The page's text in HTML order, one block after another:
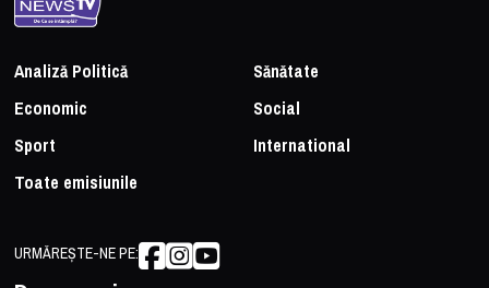
Analiză Politică
Sănătate
Economic
Social
Sport
International
Toate emisiunile
URMĂREȘTE-NE PE: